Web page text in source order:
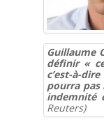
Guillaume
définir «
c’est-à-
pourra pas
indemnité
Reuters)